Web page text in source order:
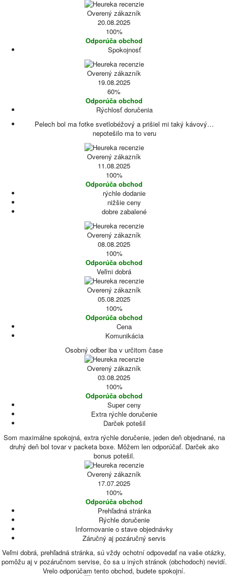
Overený zákazník
20.08.2025
100%
Odporúča obchod
Spokojnosť
Overený zákazník
19.08.2025
60%
Odporúča obchod
Rýchlosť doručenia
Pelech bol ma fotke svetlobéžový a prišiel mi taký kávový…
nepotešilo ma to veru
Overený zákazník
11.08.2025
100%
Odporúča obchod
rýchle dodanie
nižšie ceny
dobre zabalené
Overený zákazník
08.08.2025
100%
Odporúča obchod
Veľmi dobrá
Overený zákazník
05.08.2025
100%
Odporúča obchod
Cena
Komunikácia
Osobný odber iba v určitom čase
Overený zákazník
03.08.2025
100%
Odporúča obchod
Super ceny
Extra rýchle doručenie
Darček potešil
Som maximálne spokojná, extra rýchle doručenie, jeden deň objednané, na
druhý deň bol tovar v packeta boxe. Môžem len odporúčať. Darček ako
bonus potešil.
Overený zákazník
17.07.2025
100%
Odporúča obchod
Prehľadná stránka
Rýchle doručenie
Informovanie o stave objednávky
Záručný aj pozáručný servis
Veľmi dobrá, prehľadná stránka, sú vždy ochotní odpovedať na vaše otázky,
pomôžu aj v pozáručnom servise, čo sa u iných stránok (obchodoch) nevidí.
Vrelo odporúčam tento obchod, budete spokojní.